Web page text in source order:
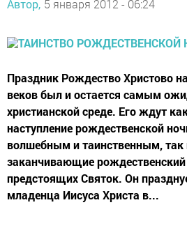
Автор, 5 января 2012 - 06:24
Праздник Рождество Христово
веков был и остается самым
христианской среде. Его ждут
наступление рождественской
волшебным и таинственным, так
заканчивающие
предстоящих Святок. Он
младенца Иисуса Христа в...